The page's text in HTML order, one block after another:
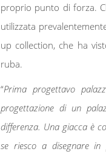
proprio punto di forza.
utilizzata
up collection, che ha
ruba.
“Prima progettavo
progettazione di un
differenza. Una giacca è
se riesco a disegnare